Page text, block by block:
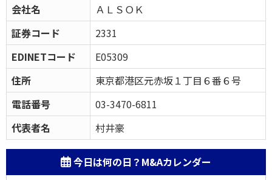
会社名
ＡＬＳＯＫ
証券コード
2331
EDINETコード
E05309
住所
東京都港区元赤坂１丁目６番６号
電話番号
03-3470-6811
代表者名
村井豪
今日は何の日？M&Aカレンダー